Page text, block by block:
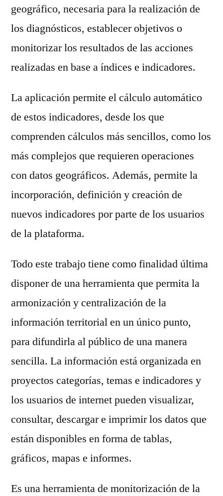
geográfico, necesaria para la realización de
los diagnósticos, establecer objetivos o
monitorizar los resultados de las acciones
realizadas en base a índices e indicadores.
La aplicación permite el cálculo automático
de estos indicadores, desde los que
comprenden cálculos más sencillos, como los
más complejos que requieren operaciones
con datos geográficos. Además, permite la
incorporación, definición y creación de
nuevos indicadores por parte de los usuarios
de la plataforma.
Todo este trabajo tiene como finalidad última
disponer de una herramienta que permita la
armonización y centralización de la
información territorial en un único punto,
para difundirla al público de una manera
sencilla. La información está organizada en
proyectos categorías, temas e indicadores y
los usuarios de internet pueden visualizar,
consultar, descargar e imprimir los datos que
están disponibles en forma de tablas,
gráficos, mapas e informes.
Es una herramienta de monitorización de la